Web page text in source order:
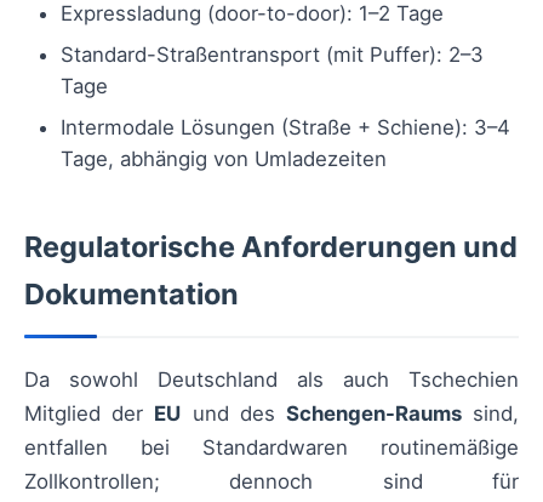
Expressladung (door-to-door): 1–2 Tage
Standard-Straßentransport (mit Puffer): 2–3
Tage
Intermodale Lösungen (Straße + Schiene): 3–4
Tage, abhängig von Umladezeiten
Regulatorische Anforderungen und
Dokumentation
Da sowohl Deutschland als auch Tschechien
Mitglied der EU und des Schengen-Raumssind,
entfallen bei Standardwaren routinemäßige
Zollkontrollen; dennoch sind für